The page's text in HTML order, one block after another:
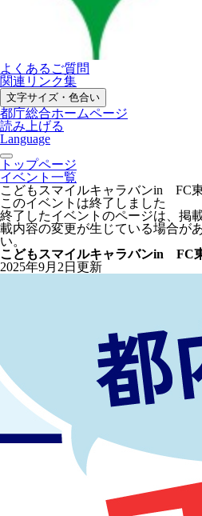
よくあるご質問
関連リンク集
文字サイズ・色合い
都庁総合ホームページ
読み上げる
Language
トップページ
イベント一覧
こどもスマイルキャラバンin FC
このイベントは終了しました
終了したイベントのページは、掲
載内容の変更が生じている場合が
い。
こどもスマイルキャラバンin FC
2025年9月2日更新